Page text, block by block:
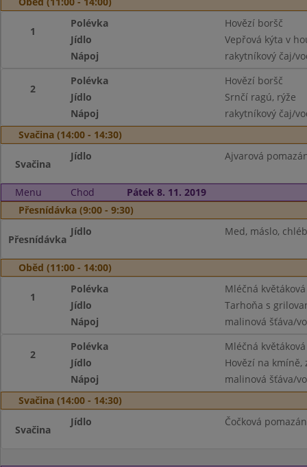
1
Polévka
Hovězí boršč
Jídlo
Vepřová kýta v
Nápoj
rakytníkový čaj/
2
Polévka
Hovězí boršč
Jídlo
Srnčí ragú, rýže
Nápoj
rakytníkový čaj/
Svačina (14:00 - 14:30)
Svačina
Jídlo Ajvarová
Menu Chod
Pátek 8. 11. 2019
Přesnídávka (9:00 - 9:30)
Přesnídávka
Jídlo Med, máslo,
Oběd (11:00 - 14:00)
1
Polévka
Mléčná květáková
Jídlo
Tarhoňa s
Nápoj
malinová šťáva/
2
Polévka
Mléčná květáková
Jídlo
Hovězí na
Nápoj
malinová šťáva/
Svačina (14:00 - 14:30)
Svačina
Jídlo Čočková